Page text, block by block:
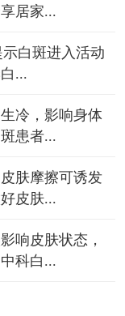
居家...
白斑进入活动
...
冷，影响身体
患者...
肤摩擦可诱发
皮肤...
响皮肤状态，
科白...